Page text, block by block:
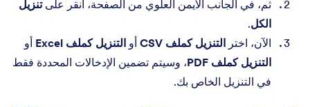
ثم، في الجانب الأيمن العلوي من الصفحة، انقر علىتنزيل
الكل.
الآن، اختر التنزيل كملف CSV أو التنزيل كملف Excel
أو
التنزيل كملف PDF
، وسيتم تضمين الإدخالات المحددة فقط
في التنزيل الخاص بك.